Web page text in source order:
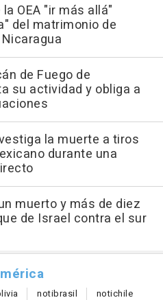
OEA "ir más allá"
del matrimonio de
de Fuego de
su actividad y obliga a
la muerte a tiros
durante una
muerto y más de diez
de Israel contra el sur
mérica
notibrasil notichile